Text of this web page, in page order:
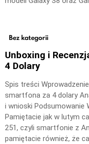
Bez kategorii
Unboxing i
4 Dolary
Spis treści
smartfona za 4 dolary
i wnioski Podsumowanie
Pamiętacie jak w lutym
251, czyli smartfonie z
pamiętacie również, że